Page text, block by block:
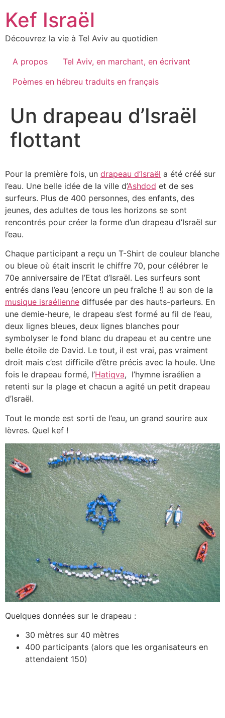
content
Kef Israël
Découvrez la vie à Tel Aviv au quotidien
A propos
Tel Aviv, en marchant, en écrivant
Poèmes en hébreu traduits en français
Un drapeau d’Israël
flottant
Pour la première fois, un drapeau d’Israël a été créé sur
l’eau. Une belle idée de la ville d’Ashdod et de ses
surfeurs. Plus de 400 personnes, des enfants, des
jeunes, des adultes de tous les horizons se sont
rencontrés pour créer la forme d’un drapeau d’Israël sur
l’eau.
Chaque participant a reçu un T-Shirt de couleur blanche
ou bleue où était inscrit le chiffre 70, pour célébrer le
70e anniversaire de l’Etat d’Israël. Les surfeurs sont
entrés dans l’eau (encore un peu fraîche !) au son de la
musique israélienne diffusée par des hauts-parleurs. En
une demie-heure, le drapeau s’est formé au fil de l’eau,
deux lignes bleues, deux lignes blanches pour
symbolyser le fond blanc du drapeau et au centre une
belle étoile de David. Le tout, il est vrai, pas vraiment
droit mais c’est difficile d’être précis avec la houle. Une
fois le drapeau formé, l’Hatiqva, l’hymne israélien a
retenti sur la plage et chacun a agité un petit drapeau
d’Israël.
Tout le monde est sorti de l’eau, un grand sourire aux
lèvres. Quel kef !
Quelques données sur le drapeau :
30 mètres sur 40 mètres
400 participants (alors que les organisateurs en
attendaient 150)